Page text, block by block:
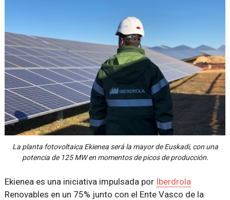
La planta fotovoltaica Ekienea será la mayor de Euskadi, con una
potencia de 125 MW en momentos de picos de producción.
Ekienea es una iniciativa impulsada por Iberdrola
Renovables en un 75% junto con el Ente Vasco de la